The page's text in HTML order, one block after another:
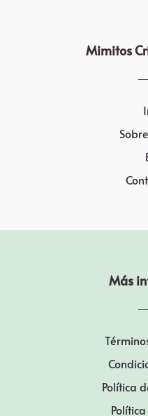
Mimitos
Más
Política